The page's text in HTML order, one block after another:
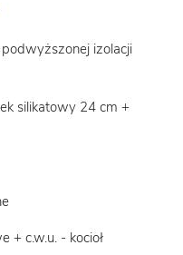
izolacji
silikatowy 24 cm +
+ c.w.u. - kocioł